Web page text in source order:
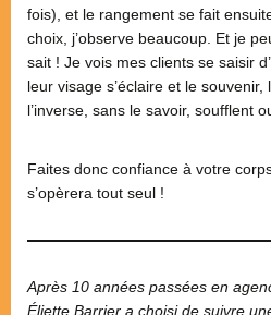
fois), et le rangement se fait
choix, j’observe beaucoup. Et je
sait ! Je vois mes clients se saisir
leur visage s’éclaire et le souvenir,
l’inverse, sans le savoir, soufflent
Faites donc confiance à votre
s’opèrera tout seul !
Après 10 années passées en
Éliette Barrier a choisi de suivre